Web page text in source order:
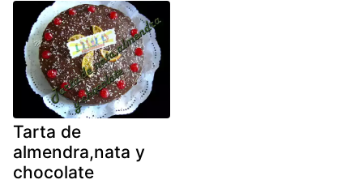
Tarta de
almendra,nata y
chocolate